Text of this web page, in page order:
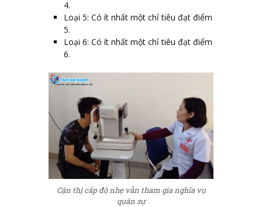
4.
Loại 5: Có ít nhất một chỉ tiêu đạt điểm
5.
Loại 6: Có ít nhất một chỉ tiêu đạt điểm
6.
Cận thị cấp độ nhẹ vẫn tham gia nghĩa vụ
quân sự